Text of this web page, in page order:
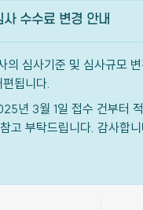
수수료 변경 안내
의 심사기준 및 심사규모
됩니다.
년 3월 1일 접수 건부터
고 부탁드립니다. 감사합니